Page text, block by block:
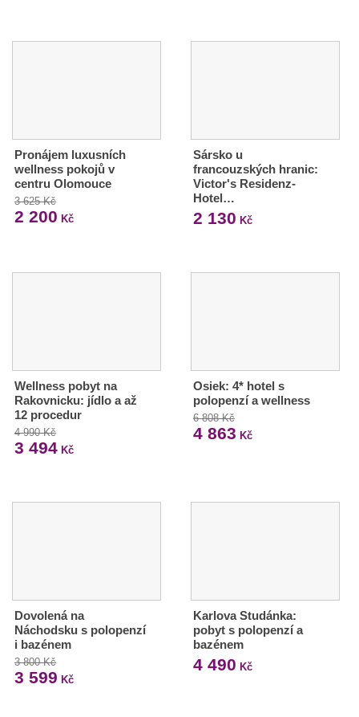
Pronájem luxusních
wellness pokojů v
centru Olomouce
3 625 Kč
2 200 Kč
Sársko u
francouzských hranic:
Victor's Residenz-
Hotel…
2 130 Kč
Wellness pobyt na
Rakovnicku: jídlo a až
12 procedur
4 990 Kč
3 494 Kč
Osiek: 4* hotel s
polopenzí a wellness
6 808 Kč
4 863 Kč
Dovolená na
Náchodsku s polopenzí
i bazénem
3 800 Kč
3 599 Kč
Karlova Studánka:
pobyt s polopenzí a
bazénem
4 490 Kč